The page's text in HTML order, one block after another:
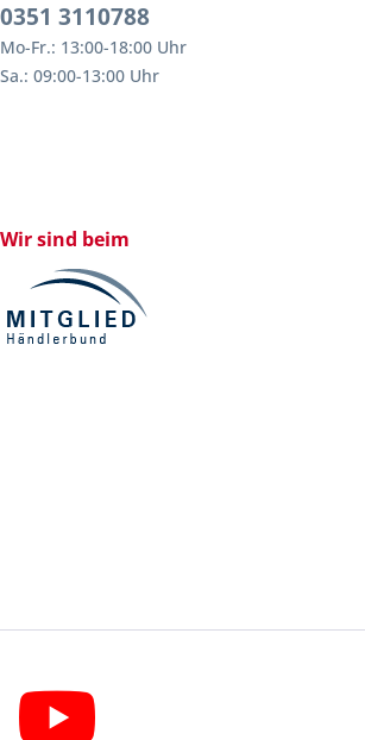
0351 3110788
Mo-Fr.: 13:00-18:00 Uhr
Sa.: 09:00-13:00 Uhr
Wir sind beim